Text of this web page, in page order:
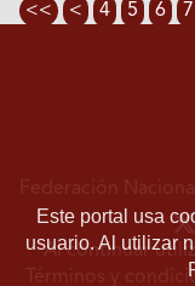
<< < 4 5 6 7
Este portal usa
usuario. Al utilizar
Federación
Al continuar
Términos y